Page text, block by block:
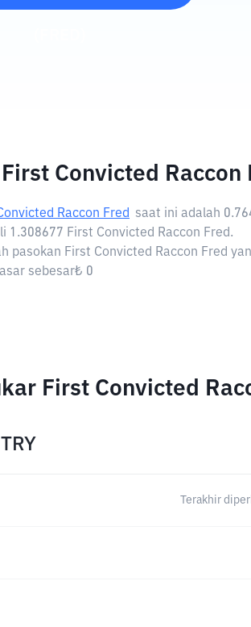
Convicted Raccon
Raccon Fred saat ini adalah
1.308677 First Convicted Raccon Fred.
pasokan First Convicted Raccon Fred
sebesar₺ 0
First Convicted
TRY
Terakhir